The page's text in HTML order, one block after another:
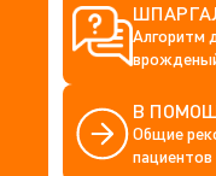
Алгоритм
В
Общие